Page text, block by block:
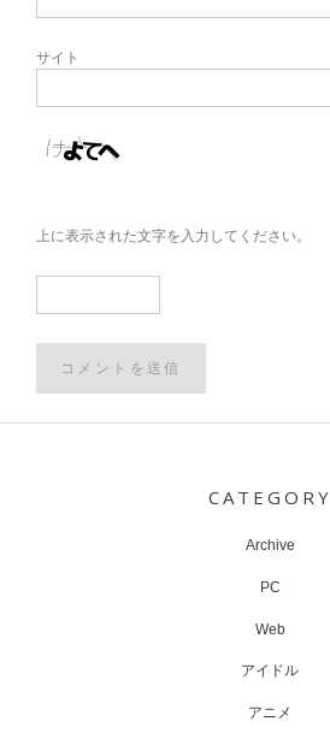
サイト
上に表示された文字を入力してください。
CATEGORY
Archive
PC
Web
アイドル
アニメ